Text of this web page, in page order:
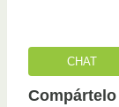
CHAT